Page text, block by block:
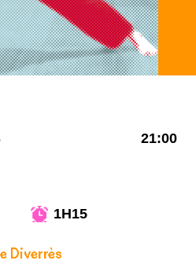
21:00
1H15
Diverrès